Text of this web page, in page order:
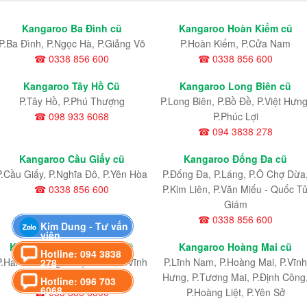
Kangaroo Ba Đình cũ
Đình, P.Ngọc Hà, P.Giảng Võ
☎ 0338 856 600
Kangaroo Hoàn Kiếm cũ
P.Hoàn Kiếm, P.Cửa Nam
☎ 0338 856 600
Kangaroo Tây Hồ Cũ
P.Tây Hồ, P.Phú Thượng
☎ 098 933 6068
Kangaroo Long Biên cũ
P.Long Biên, P.Bồ Đề, P.Việt
P.Phúc Lợi
☎ 094 3838 278
Kangaroo Cầu Giấy cũ
Giấy, P.Nghĩa Đô, P.Yên Hòa
☎ 0338 856 600
Kangaroo Đống Đa cũ
P.Đống Đa, P.Láng, P.Ô Chợ
P.Kim Liên, P.Văn Miếu - Quốc
Giám
☎ 0338 856 600
Kangaroo Hai Bà Trưng cũ
Bà Trưng, P.Bạch Mai, P.Vĩnh
Tuy
☎ 033 885 6600
Kangaroo Hoàng Mai cũ
P.Lĩnh Nam, P.Hoàng Mai, P.Vĩnh
Hưng, P.Tương Mai, P.Định
P.Hoàng Liệt, P.Yên Sở
Kim Dung - Tư vấn
viên
Hotline: 094 3838
278
Hotline: 096 703
6068